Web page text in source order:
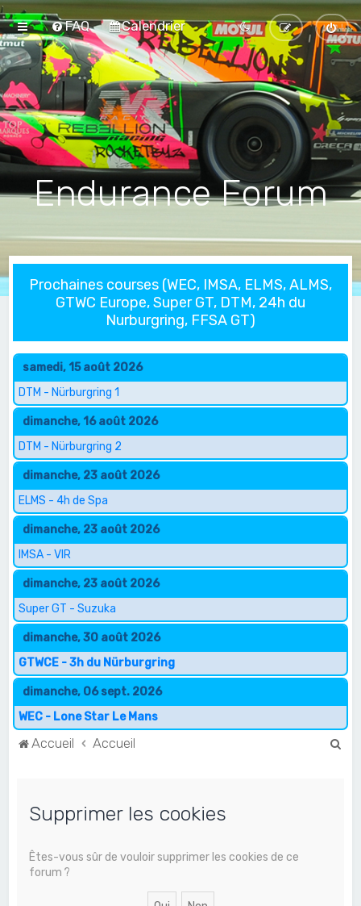
FAQ Calendrier
Endurance Forum
Prochaines courses (WEC, IMSA, ELMS, ALMS,
GTWC Europe, Super GT, DTM, 24h du
Nurburgring, FFSA GT)
samedi, 15 août 2026
DTM - Nürburgring 1
dimanche, 16 août 2026
DTM - Nürburgring 2
dimanche, 23 août 2026
ELMS - 4h de Spa
dimanche, 23 août 2026
IMSA - VIR
dimanche, 23 août 2026
Super GT - Suzuka
dimanche, 30 août 2026
GTWCE - 3h du Nürburgring
dimanche, 06 sept. 2026
WEC - Lone Star Le Mans
Accueil Accueil
Supprimer les cookies
Êtes-vous sûr de vouloir supprimer les cookies de ce
forum ?